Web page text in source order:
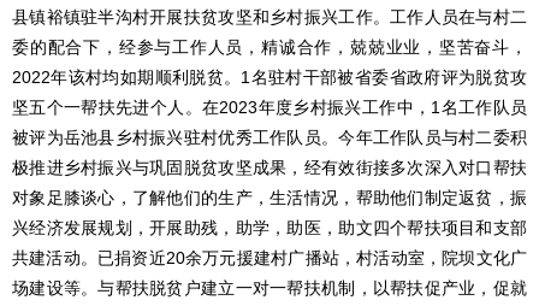
县镇裕镇驻半沟村开展扶贫攻坚和乡村振兴工作。工作人员在与村二
委的配合下，经参与工作人员，精诚合作，兢兢业业，坚苦奋斗，
2022年该村均如期顺利脱贫。1名驻村干部被省委省政府评为脱贫攻
坚五个一帮扶先进个人。在2023年度乡村振兴工作中，1名工作队员
被评为岳池县乡村振兴驻村优秀工作队员。今年工作队员与村二委积
极推进乡村振兴与巩固脱贫攻坚成果，经有效街接多次深入对口帮扶
对象足膝谈心，了解他们的生产，生活情况，帮助他们制定返贫，振
兴经济发展规划，开展助残，助学，助医，助文四个帮扶项目和支部
共建活动。已捐资近20余万元援建村广播站，村活动室，院坝文化广
场建设等。与帮扶脱贫户建立一对一帮扶机制，以帮扶促产业，促就